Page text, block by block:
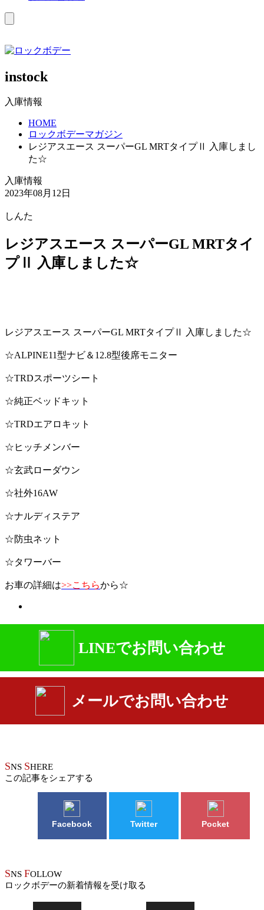
instock
入庫情報
HOME
ロックボデーマガジン
レジアスエース スーパーGL MRTタイプⅡ 入庫しまし
た☆
入庫情報
2023年08月12日
しんた
レジアスエース スーパーGL MRTタイ
プⅡ 入庫しました☆
レジアスエース スーパーGL MRTタイプⅡ 入庫しました☆
☆ALPINE11型ナビ＆12.8型後席モニター
☆TRDスポーツシート
☆純正ベッドキット
☆TRDエアロキット
☆ヒッチメンバー
☆玄武ローダウン
☆社外16AW
☆ナルディステア
☆防虫ネット
☆タワーバー
お車の詳細は>>こちらから☆
LINEでお問い合わせ
メールでお問い合わせ
SNS SHERE
この記事をシェアする
Facebook Twitter Pocket
SNS FOLLOW
ロックボデーの新着情報を受け取る